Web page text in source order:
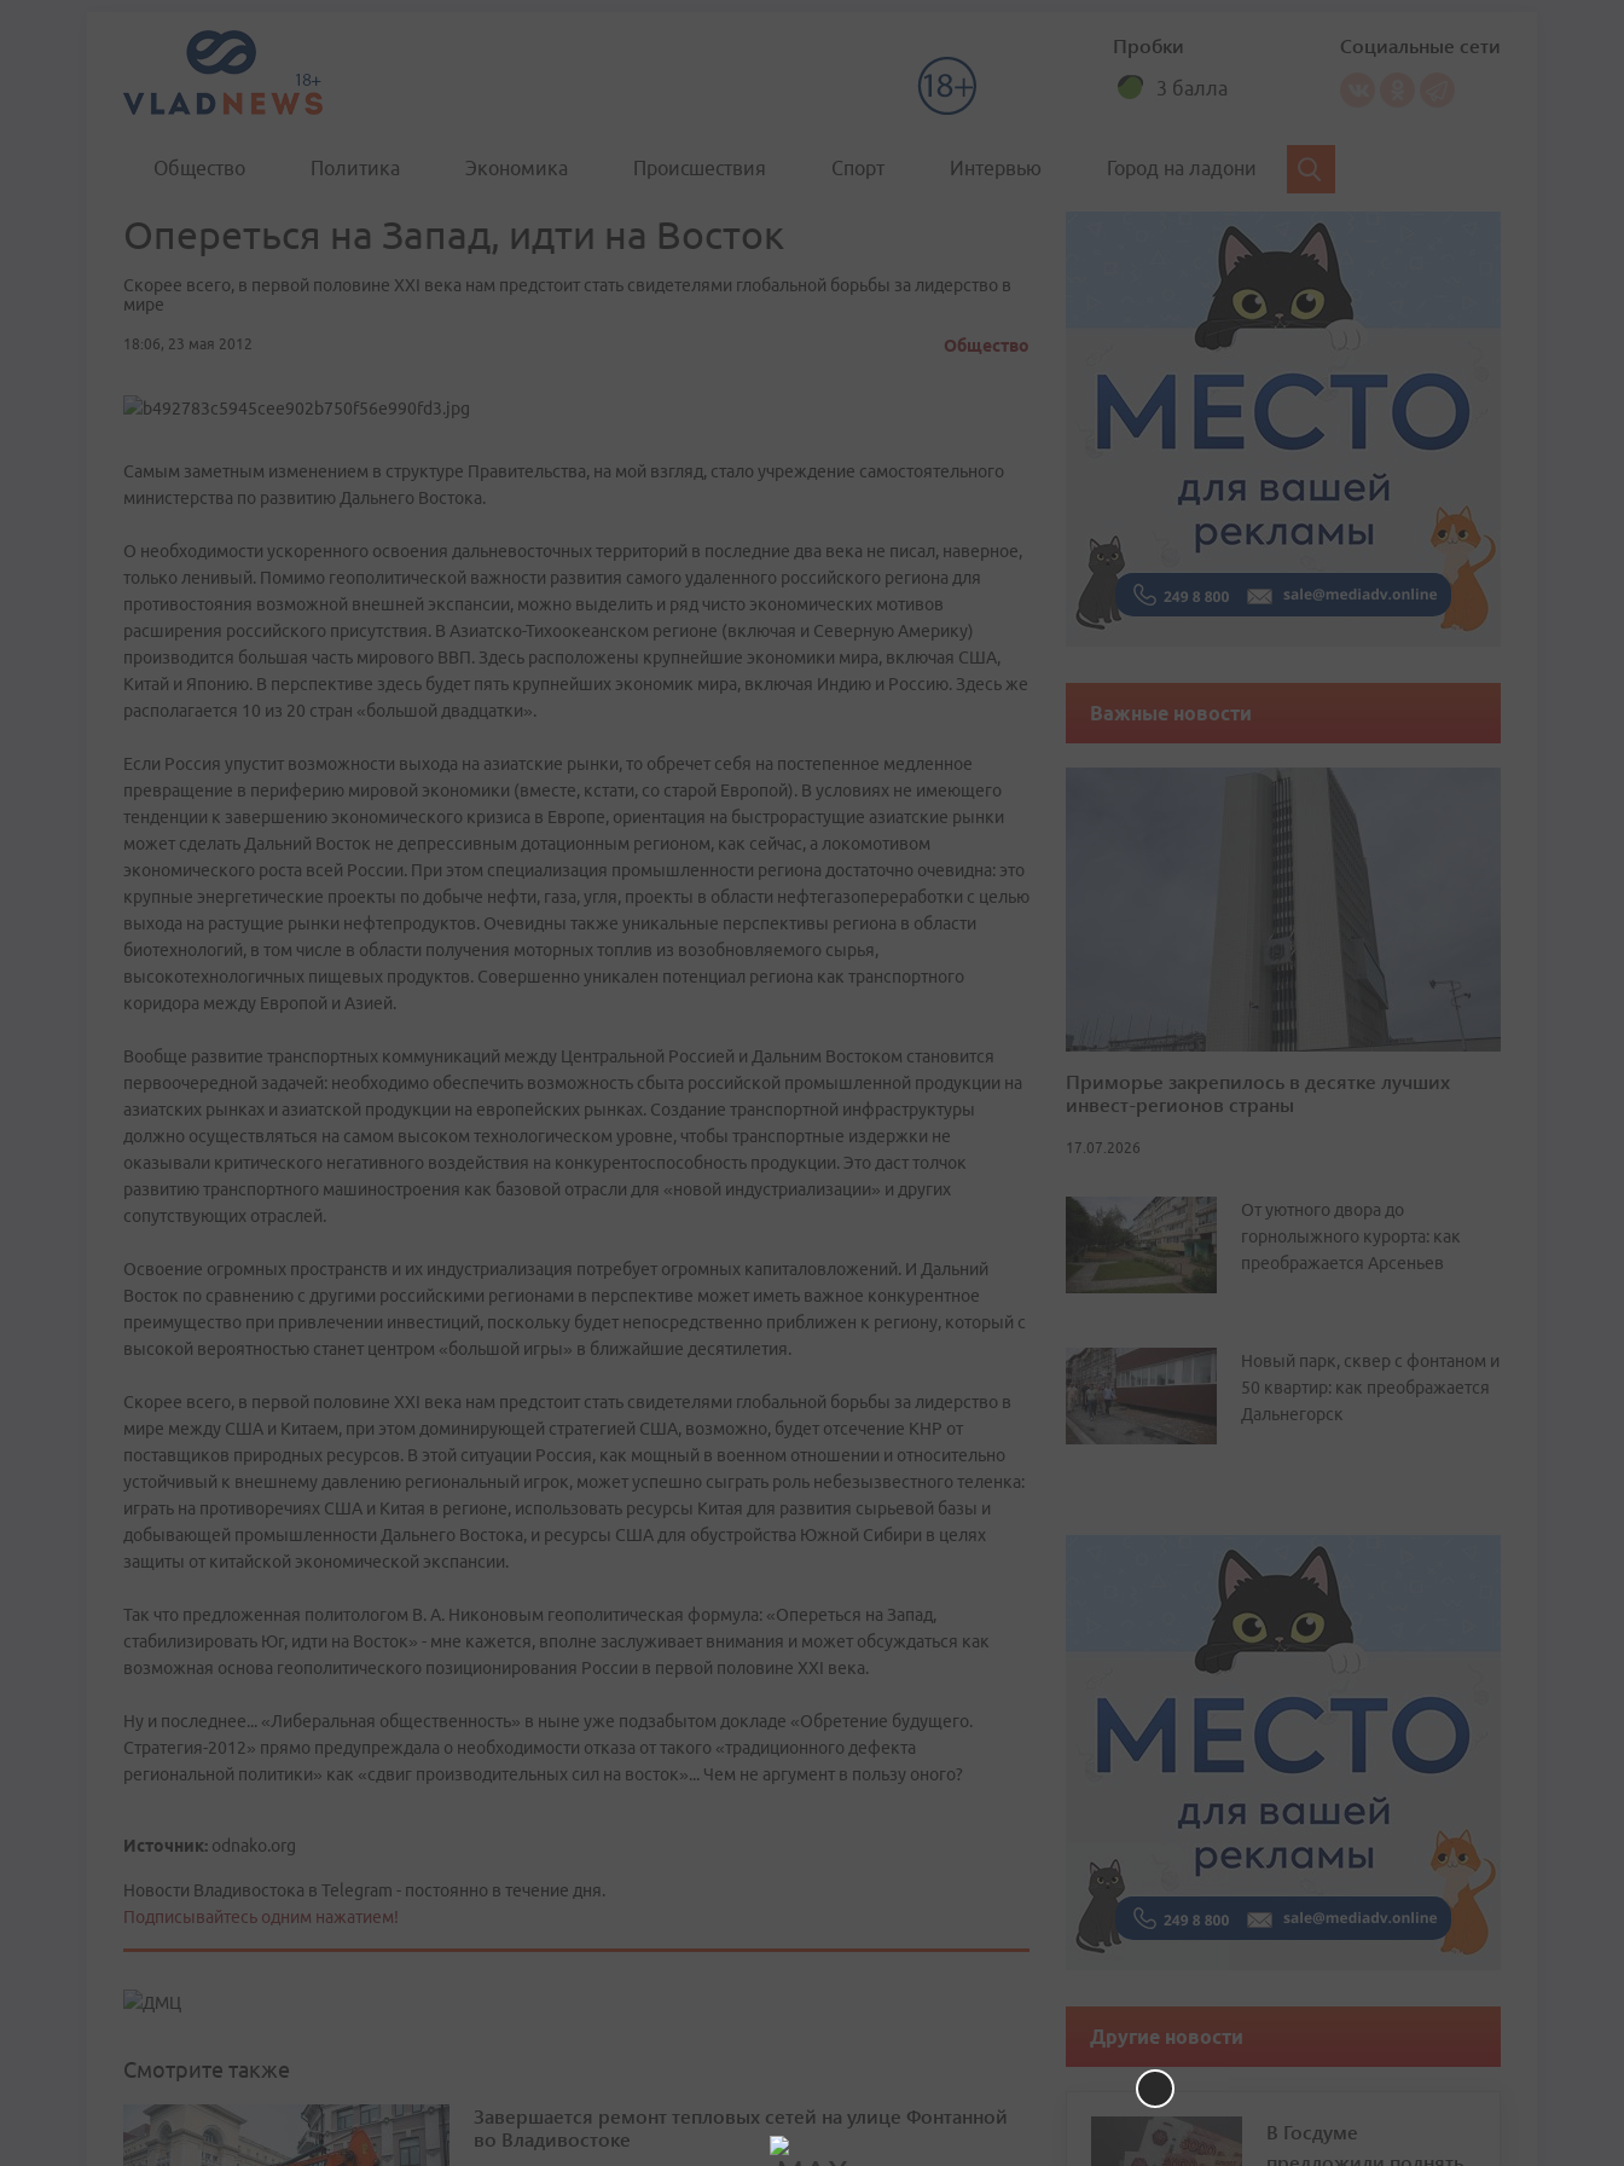
Пробки
3 балла
Социальные сети
Общество Политика Экономика Происшествия Спорт Интервью Город на ладони
Опереться на Запад, идти на Восток
Скорее всего, в первой половине ХXI века нам предстоит стать свидетелями глобальной борьбы за лидерство в
мире
18:06, 23 мая 2012 Общество
Самым заметным изменением в структуре Правительства, на мой взгляд, стало учреждение самостоятельного
министерства по развитию Дальнего Востока.
О необходимости ускоренного освоения дальневосточных территорий в последние два века не писал, наверное,
только ленивый. Помимо геополитической важности развития самого удаленного российского региона для
противостояния возможной внешней экспансии, можно выделить и ряд чисто экономических мотивов
расширения российского присутствия. В Азиатско-Тихоокеанском регионе (включая и Северную Америку)
производится большая часть мирового ВВП. Здесь расположены крупнейшие экономики мира, включая США,
Китай и Японию. В перспективе здесь будет пять крупнейших экономик мира, включая Индию и Россию. Здесь же
располагается 10 из 20 стран «большой двадцатки».
Если Россия упустит возможности выхода на азиатские рынки, то обречет себя на постепенное медленное
превращение в периферию мировой экономики (вместе, кстати, со старой Европой). В условиях не имеющего
тенденции к завершению экономического кризиса в Европе, ориентация на быстрорастущие азиатские рынки
может сделать Дальний Восток не депрессивным дотационным регионом, как сейчас, а локомотивом
экономического роста всей России. При этом специализация промышленности региона достаточно очевидна: это
крупные энергетические проекты по добыче нефти, газа, угля, проекты в области нефтегазопереработки с целью
выхода на растущие рынки нефтепродуктов. Очевидны также уникальные перспективы региона в области
биотехнологий, в том числе в области получения моторных топлив из возобновляемого сырья,
высокотехнологичных пищевых продуктов. Совершенно уникален потенциал региона как транспортного
коридора между Европой и Азией.
Вообще развитие транспортных коммуникаций между Центральной Россией и Дальним Востоком становится
первоочередной задачей: необходимо обеспечить возможность сбыта российской промышленной продукции на
азиатских рынках и азиатской продукции на европейских рынках. Создание транспортной инфраструктуры
должно осуществляться на самом высоком технологическом уровне, чтобы транспортные издержки не
оказывали критического негативного воздействия на конкурентоспособность продукции. Это даст толчок
развитию транспортного машиностроения как базовой отрасли для «новой индустриализации» и других
сопутствующих отраслей.
Освоение огромных пространств и их индустриализация потребует огромных капиталовложений. И Дальний
Восток по сравнению с другими российскими регионами в перспективе может иметь важное конкурентное
преимущество при привлечении инвестиций, поскольку будет непосредственно приближен к региону, который с
высокой вероятностью станет центром «большой игры» в ближайшие десятилетия.
Скорее всего, в первой половине ХXI века нам предстоит стать свидетелями глобальной борьбы за лидерство в
мире между США и Китаем, при этом доминирующей стратегией США, возможно, будет отсечение КНР от
поставщиков природных ресурсов. В этой ситуации Россия, как мощный в военном отношении и относительно
устойчивый к внешнему давлению региональный игрок, может успешно сыграть роль небезызвестного теленка:
играть на противоречиях США и Китая в регионе, использовать ресурсы Китая для развития сырьевой базы и
добывающей промышленности Дальнего Востока, и ресурсы США для обустройства Южной Сибири в целях
защиты от китайской экономической экспансии.
Так что предложенная политологом В. А. Никоновым геополитическая формула: «Опереться на Запад,
стабилизировать Юг, идти на Восток» - мне кажется, вполне заслуживает внимания и может обсуждаться как
возможная основа геополитического позиционирования России в первой половине XXI века.
Ну и последнее... «Либеральная общественность» в ныне уже подзабытом докладе «Обретение будущего.
Стратегия-2012» прямо предупреждала о необходимости отказа от такого «традиционного дефекта
региональной политики» как «сдвиг производительных сил на восток»... Чем не аргумент в пользу оного?
Источник: odnako.org
Новости Владивостока в Telegram - постоянно в течение дня.
Подписывайтесь одним нажатием!
Смотрите также
Завершается ремонт тепловых сетей на улице Фонтанной
во Владивостоке
Важные новости
Приморье закрепилось в десятке лучших
инвест-регионов страны
17.07.2026
От уютного двора до
горнолыжного курорта: как
преображается Арсеньев
Новый парк, сквер с фонтаном и
50 квартир: как преображается
Дальнегорск
Другие новости
В Госдуме